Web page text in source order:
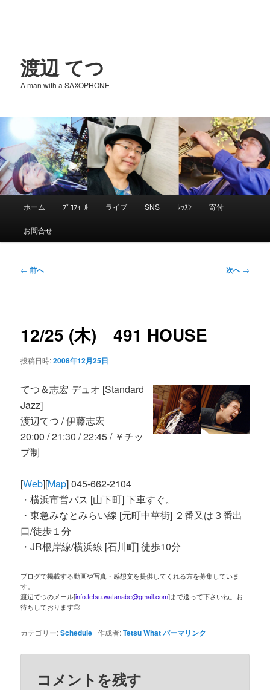
渡辺 てつ
A man with a SAXOPHONE
メ
イ
ン
ン
ン
ツ
移
動
ホーム ﾌﾟﾛﾌｨｰﾙ ライブ SNS ﾚｯｽﾝ 寄付
お問合せ
投
ゲ
シ
ン
← 前へ 次へ→
12/25 (木) 491 HOUSE
投稿日時:2008年12月25日
てつ＆志宏 デュオ [Standard
Jazz]
渡辺てつ / 伊藤志宏
20:00 / 21:30 / 22:45 / ￥チッ
プ制
[Web][Map] 045-662-2104
・横浜市営バス [山下町] 下車すぐ。
・東急みなとみらい線 [元町中華街] ２番又は３番出
口/徒歩１分
・JR根岸線/横浜線 [石川町] 徒歩10分
ブログで掲載する動画や写真・感想文を提供してくれる方を募集していま
す。
渡辺てつのメール[info.tetsu.watanabe@gmail.com]まで送って下さいね。お
待ちしております◎
カテゴリー:Schedule 作成者:Tetsu Whatパーマリンク
コメントを残す